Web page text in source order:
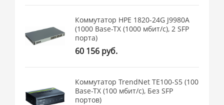
Коммутатор HPE 1820-24G J9980A
(1000 Base-TX (1000 мбит/с), 2 SFP
порта)
60 156 руб.
Коммутатор TrendNet TE100-S5 (100
Base-TX (100 мбит/с), Без SFP
портов)